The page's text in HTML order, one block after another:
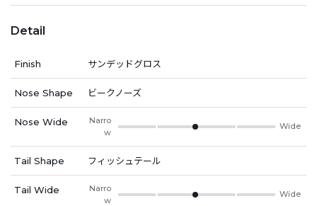
Detail
Finish サンデッドグロス
Nose Shape ビークノーズ
Nose Wide
Narro
w
Wide
Tail Shape フィッシュテール
Tail Wide
Narro
w
Wide